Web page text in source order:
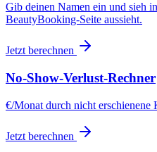
Gib deinen Namen ein und sieh
BeautyBooking-Seite aussieht.
Jetzt berechnen
No-Show-Verlust-Rechner
€/Monat durch nicht erschienene
Jetzt berechnen